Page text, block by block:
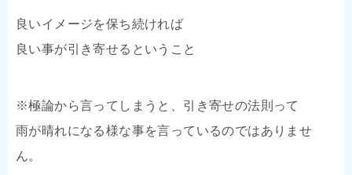
良いイメージを保ち続ければ
良い事が引き寄せるということ
※極論から言ってしまうと、引き寄せの法則って
雨が晴れになる様な事を言っているのではありませ
ん。